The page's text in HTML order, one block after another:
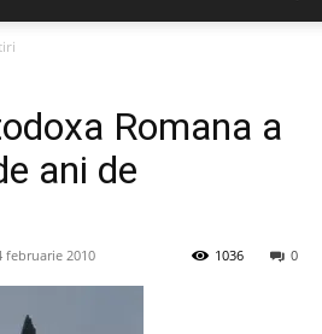
Romana a
ani de
februarie 2010 0
1036